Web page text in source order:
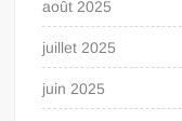
août 2025
juillet 2025
juin 2025